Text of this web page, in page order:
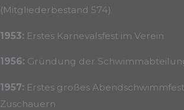
(Mitgliederbestand 574)
1953: Erstes Karnevalsfest im Verein
1956: Gründung der
1957: Erstes großes
Zuschauern